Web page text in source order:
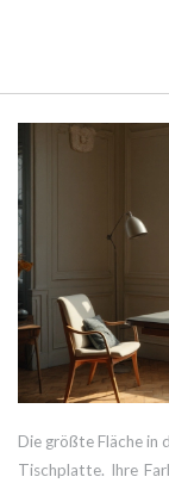
Die größte Fläche in
Tischplatte. Ihre